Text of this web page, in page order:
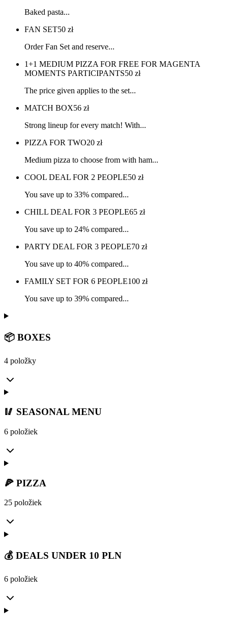
Baked pasta...
FAN SET50 zł
Order Fan Set and reserve...
1+1 MEDIUM PIZZA FOR FREE FOR MAGENTA
MOMENTS PARTICIPANTS50 zł
The price given applies to the set...
MATCH BOX56 zł
Strong lineup for every match! With...
PIZZA FOR TWO20 zł
Medium pizza to choose from with ham...
COOL DEAL FOR 2 PEOPLE50 zł
You save up to 33% compared...
CHILL DEAL FOR 3 PEOPLE65 zł
You save up to 24% compared...
PARTY DEAL FOR 3 PEOPLE70 zł
You save up to 40% compared...
FAMILY SET FOR 6 PEOPLE100 zł
You save up to 39% compared...
📦 BOXES
4 položky
🥢 SEASONAL MENU
6 položiek
🍕 PIZZA
25 položiek
💰 DEALS UNDER 10 PLN
6 položiek